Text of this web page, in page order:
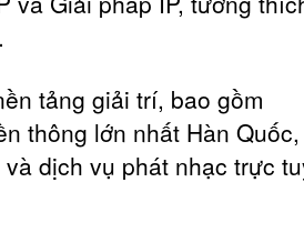
tảng giải trí, bao gồm
thông lớn nhất Hàn
dịch vụ phát nhạc trực